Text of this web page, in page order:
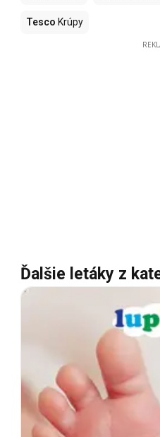
Tesco Krúpy
Ďalšie letáky z